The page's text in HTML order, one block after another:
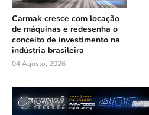
Carmak cresce com locação
de máquinas e redesenha o
conceito de investimento na
indústria brasileira
04 Agosto, 2026